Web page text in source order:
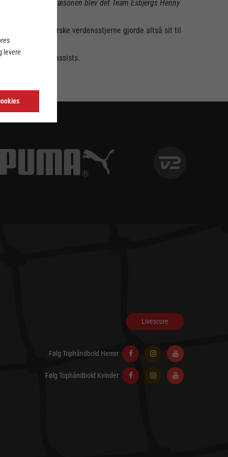
anden gang i sæsonen blev det Team Esbjergs Henny
men den norske verdensstjerne gjorde altså sit til
9 i snit) og 24 assists.
Livescore
Følg Tophåndbold Herrer
Følg Tophåndbold Kvinder
levere